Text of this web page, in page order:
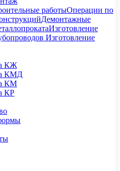
работыОперации по
Демонтажные
Изготовление
Изготовление
КЖ
КМД
КМ
КР